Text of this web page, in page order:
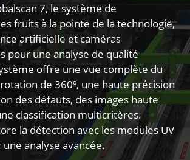
7, le système de
fruits à la pointe de la technologie,
artificielle et caméras
pour une analyse de qualité
offre une vue complète du
de 360º, une haute précision
des défauts, des images haute
classification multicritères.
la détection avec les modules UV
analyse avancée.